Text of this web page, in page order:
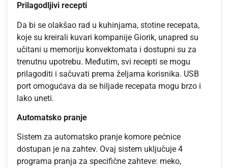
Prilagodljivi recepti
Da bi se olakšao rad u kuhinjama, stotine recepata,
koje su kreirali kuvari kompanije Giorik, unapred su
učitani u memoriju konvektomata i dostupni su za
trenutnu upotrebu. Međutim, svi recepti se mogu
prilagoditi i sačuvati prema željama korisnika. USB
port omogućava da se hiljade recepata mogu brzo i
lako uneti.
Automatsko pranje
Sistem za automatsko pranje komore pećnice
dostupan je na zahtev. Ovaj sistem uključuje 4
programa pranja za specifične zahteve: meko,